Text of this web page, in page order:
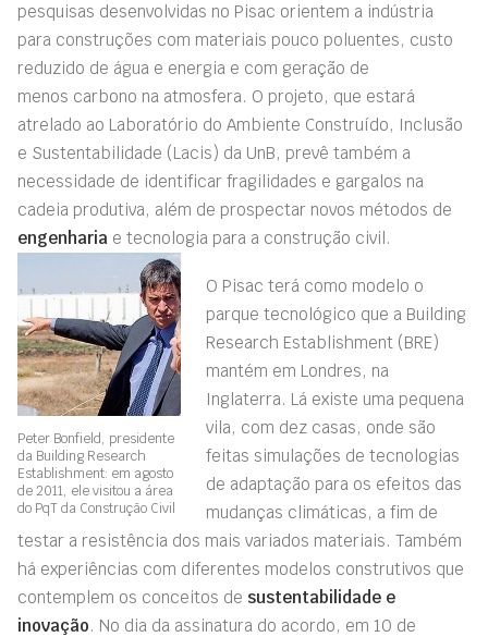
pesquisas desenvolvidas no Pisac orientem a indústria
para construções com materiais pouco poluentes, custo
reduzido de água e energia e com geração de
menos carbono na atmosfera. O projeto, que estará
atrelado ao Laboratório do Ambiente Construído, Inclusão
e Sustentabilidade (Lacis) da UnB, prevê também a
necessidade de identificar fragilidades e gargalos na
cadeia produtiva, além de prospectar novos métodos de
engenharia e tecnologia para a construção civil.
Peter Bonfield, presidente
da Building Research
Establishment: em agosto
de 2011, ele visitou a área
do PqT da Construção Civil
O Pisac terá como modelo o
parque tecnológico que a Building
Research Establishment (BRE)
mantém em Londres, na
Inglaterra. Lá existe uma pequena
vila, com dez casas, onde são
feitas simulações de tecnologias
de adaptação para os efeitos das
mudanças climáticas, a fim de
testar a resistência dos mais variados materiais. Também
há experiências com diferentes modelos construtivos que
contemplem os conceitos de sustentabilidade e
inovação. No dia da assinatura do acordo, em 10 de